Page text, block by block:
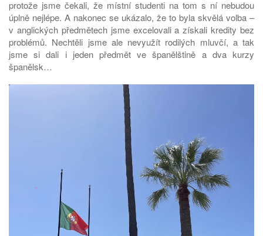
protože jsme čekali, že místní studenti na tom s ní nebudou
úplně nejlépe. A nakonec se ukázalo, že to byla skvělá volba –
v anglických předmětech jsme excelovali a získali kredity bez
problémů. Nechtěli jsme ale nevyužít rodilých mluvčí, a tak
jsme si dali i jeden předmět ve španělštině a dva kurzy
španělsk…